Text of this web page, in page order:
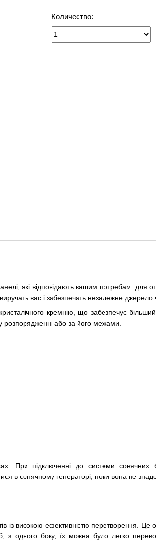
Количество:
які відповідають вашим потребам: для
вас і забезпечать незалежне джерело
кремнію, що забезпечує
розпорядженні або за його межами.
При підключенні до системи сонячних
в сонячному генераторі, поки вона не
із високою ефективністю перетворення.
з одного боку, їх можна було легко